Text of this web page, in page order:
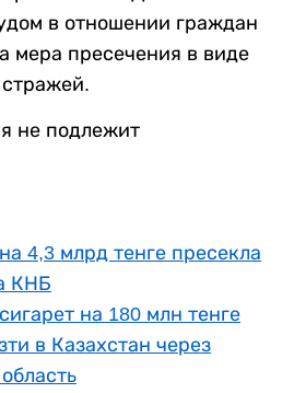
в отношении граждан
мера пресечения в виде
не подлежит
4,3 млрд тенге пресекла
КНБ
на 180 млн тенге
в Казахстан через